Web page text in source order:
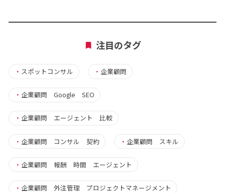
注目のタグ
・ スポットコンサル ・ 企業顧問
・ 企業顧問 Google SEO
・ 企業顧問 エージェント 比較
・ 企業顧問 コンサル 契約 ・ 企業顧問 スキル
・ 企業顧問 報酬 時間 エージェント
・ 企業顧問 外注管理 プロジェクトマネージメント